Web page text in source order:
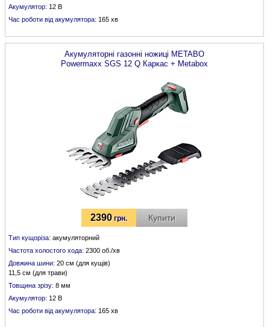
Акумулятор: 12 В
Час роботи від акумулятора: 165 хв
Акумуляторні газонні ножиці METABO
Powermaxx SGS 12 Q Каркас + Metabox
2390грн. Купити
Тип кущоріза: акумуляторний
Частота холостого хода: 2300 об./хв
Довжина шини: 20 см (для кущів)
11,5 см (для трави)
Товщина зрізу: 8 мм
Акумулятор: 12 В
Час роботи від акумулятора: 165 хв